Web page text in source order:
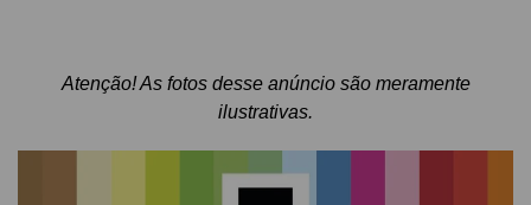
Atenção! As fotos desse anúncio são meramente
ilustrativas.